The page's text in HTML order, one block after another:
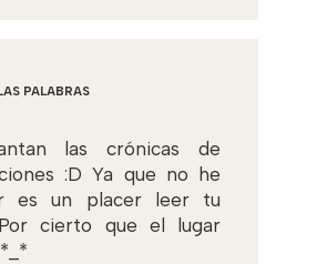
PALABRAS
las crónicas de
:D Ya que no he
es un placer leer tu
cierto que el lugar